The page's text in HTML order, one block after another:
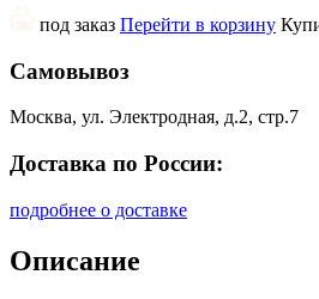
под заказ Перейти в корзину
Самовывоз
Москва, ул. Электродная, д.2, стр.7
Доставка по России:
подробнее о доставке
Описание